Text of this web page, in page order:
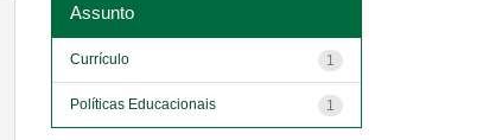
Assunto
1
Currículo
1
Políticas Educacionais